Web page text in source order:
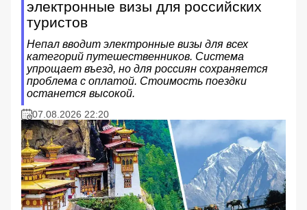
электронные визы для российских
туристов
Непал вводит электронные визы для всех
категорий путешественников. Система
упрощает въезд, но для россиян сохраняется
проблема с оплатой. Стоимость поездки
останется высокой.
07.08.2026 22:20